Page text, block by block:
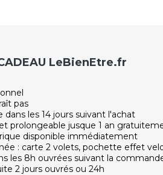
LeBienEtre.fr
pas
dans les 14 jours suivant l'achat
prolongeable jusque 1 an
disponible immédiatement
: carte 2 volets, pochette effet
les 8h ouvrées suivant la
2 jours ouvrés ou 24h